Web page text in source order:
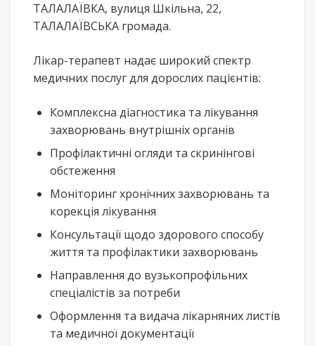
ТАЛАЛАЇВКА, вулиця Шкільна, 22,
ТАЛАЛАЇВСЬКА громада.
Лікар-терапевт надає широкий спектр
медичних послуг для дорослих пацієнтів:
Комплексна діагностика та лікування
захворювань внутрішніх органів
Профілактичні огляди та скринінгові
обстеження
Моніторинг хронічних захворювань та
корекція лікування
Консультації щодо здорового способу
життя та профілактики захворювань
Направлення до вузькопрофільних
спеціалістів за потреби
Оформлення та видача лікарняних листів
та медичної документації